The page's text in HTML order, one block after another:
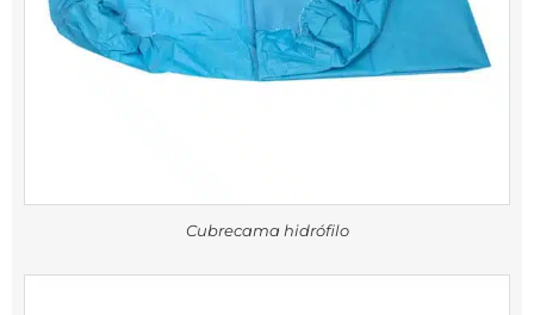
Cubrecama hidrófilo